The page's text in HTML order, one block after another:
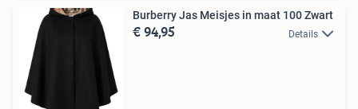
Burberry Jas Meisjes in maat 100 Zwart
€ 94,95 Details